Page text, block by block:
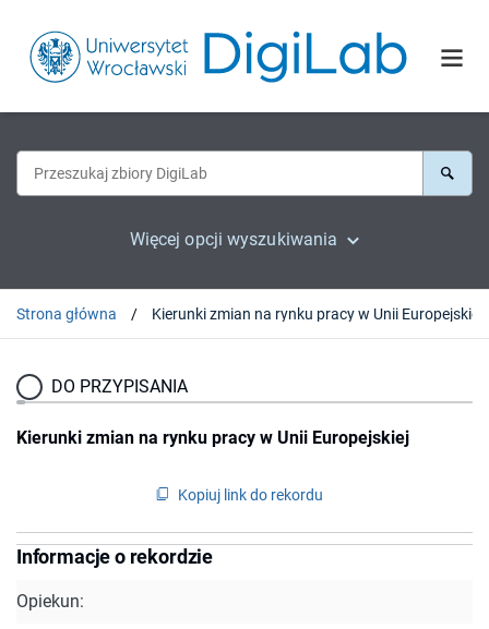
Więcej opcji wyszukiwania
Strona główna Kierunki zmian na rynku pracy w Unii Europejskiej
DO PRZYPISANIA
Kierunki zmian na rynku pracy w Unii Europejskiej
Kopiuj link do rekordu
Informacje o rekordzie
Opiekun: